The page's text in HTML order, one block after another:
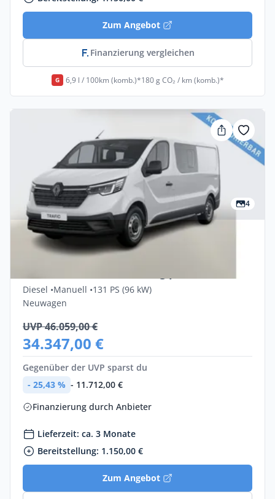
Zum Angebot
Finanzierung vergleichen
G 6,9 l / 100km (komb.)*180 g CO₂ / km (komb.)*
4
Privat & Gewerbe
Renault Trafic DoKa Komfort L2H1 3,0t
Diesel •Manuell •131 PS (96 kW)
Neuwagen
UVP 46.059,00 €
34.347,00 €
Gegenüber der UVP sparst du
- 25,43 % - 11.712,00 €
Finanzierung durch Anbieter
Lieferzeit: ca. 3 Monate
Bereitstellung: 1.150,00 €
Zum Angebot